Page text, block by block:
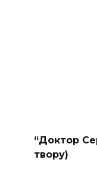
“Доктор
твору)